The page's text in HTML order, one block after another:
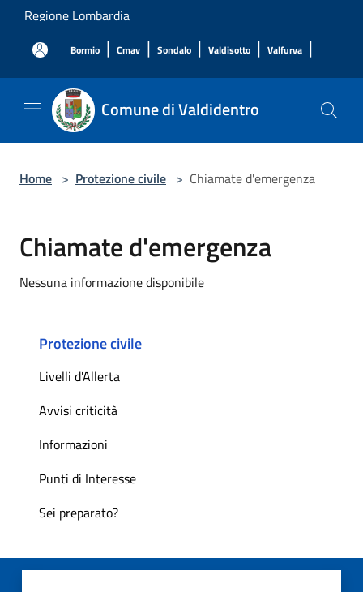
Salta al contenuto principale
Regione Lombardia
Bormio | Cmav | Sondalo | Valdisotto | Valfurva |
Comune di Valdidentro
Home > Protezione civile > Chiamate d'emergenza
Chiamate d'emergenza
Nessuna informazione disponibile
Protezione civile
Livelli d'Allerta
Avvisi criticità
Informazioni
Punti di Interesse
Sei preparato?